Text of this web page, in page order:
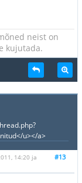
neist on
kujutada.
u></a>
#13
14:20 ja